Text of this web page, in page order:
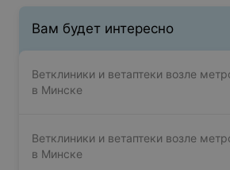
Вам будет интересно
Ветклиники и ветаптеки возле
в Минске
Ветклиники и ветаптеки возле
в Минске